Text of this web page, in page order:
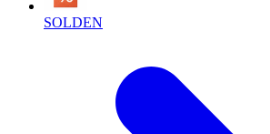
SOLDEN